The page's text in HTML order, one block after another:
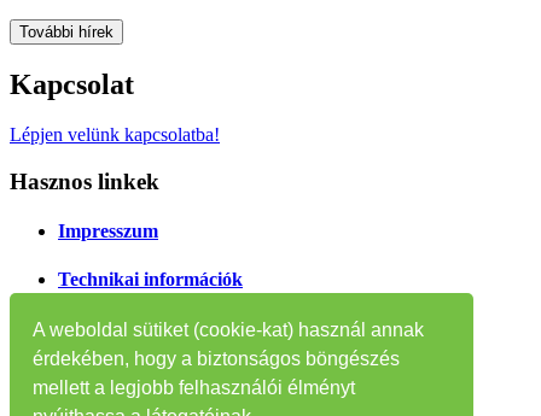
A weboldal sütiket (cookie-kat) használ annak
érdekében, hogy a biztonságos böngészés
mellett a legjobb felhasználói élményt
További hírek
Kapcsolat
Lépjen velünk kapcsolatba!
Hasznos linkek
Impresszum
Technikai információk
Oldaltérkép
Tájékoztatók